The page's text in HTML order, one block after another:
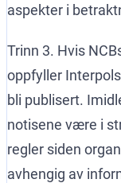
aspekter i
Trinn 3. Hvis
oppfyller
bli publisert.
notisene være i
regler siden
avhengig av